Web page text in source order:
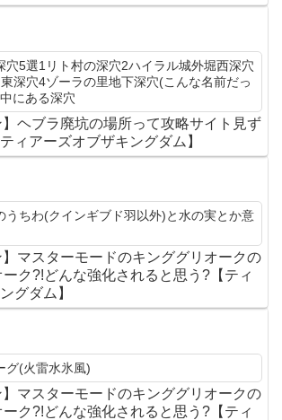
穴5選1リト村の深穴2ハイラル城外堀西深穴
深穴4ゾーラの里地下深穴(こんな名前だっ
にある深穴
】ヘブラ廃坑の場所って攻略サイト見ず
ィアーズオブザキングダム】
うちわ(クインギブド羽以外)と水の実とか意
】マスターモードのキンググリオークの
ク?!どんな強化されると思う?【ティ
グダム】
グ(火雷水氷風)
】マスターモードのキンググリオークの
ク?!どんな強化されると思う?【ティ